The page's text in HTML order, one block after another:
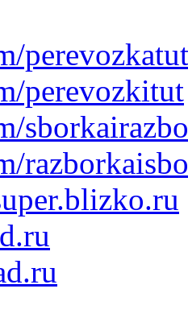
perevozkatut
perevozkitut